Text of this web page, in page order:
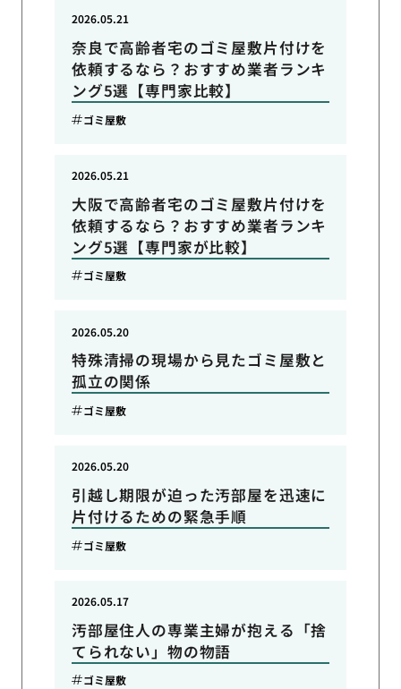
奈良で高齢者宅のゴミ屋敷片付けを
依頼するなら？おすすめ業者ランキ
ング5選【専門家比較】
2026.05.21
ゴミ屋敷
大阪で高齢者宅のゴミ屋敷片付けを
依頼するなら？おすすめ業者ランキ
ング5選【専門家が比較】
2026.05.21
ゴミ屋敷
特殊清掃の現場から見たゴミ屋敷と
孤立の関係
2026.05.20
ゴミ屋敷
引越し期限が迫った汚部屋を迅速に
片付けるための緊急手順
2026.05.20
ゴミ屋敷
汚部屋住人の専業主婦が抱える「捨
てられない」物の物語
2026.05.17
ゴミ屋敷